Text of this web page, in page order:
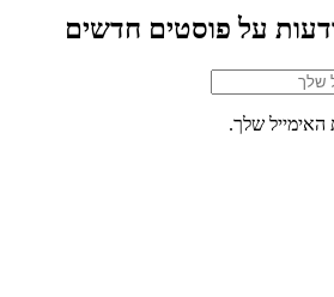
על פוסטים חדשים
שלך.